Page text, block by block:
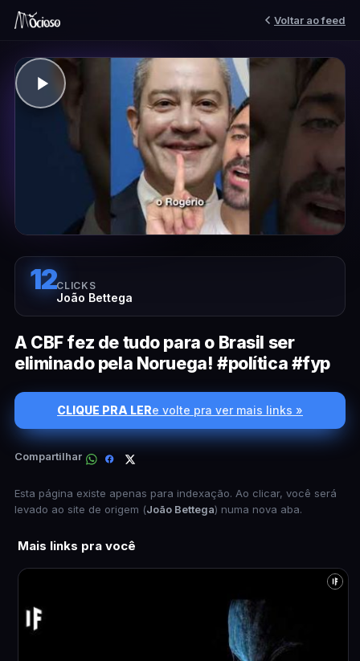
Voltar ao feed
12CLICKS
João Bettega
A CBF fez de tudo para o Brasil ser
eliminado pela Noruega! #política #fyp
CLIQUE PRA LERe volte pra ver mais links »
Compartilhar
Esta página existe apenas para indexação. Ao clicar, você será
levado ao site de origem (João Bettega) numa nova aba.
Mais links pra você